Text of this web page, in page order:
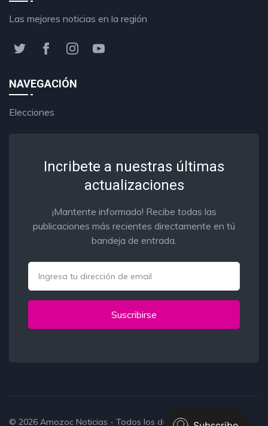
Las mejores noticias en la región
NAVEGACIÓN
Elecciones
Incribete a nuestras últimas
actualizaciones
¡Mantente informado! Recibe todas las
publicaciones más recientes directamente en tú
bandeja de entrada.
Suscribirse
© 2026 Amozoc Noticias - Todos los derechos